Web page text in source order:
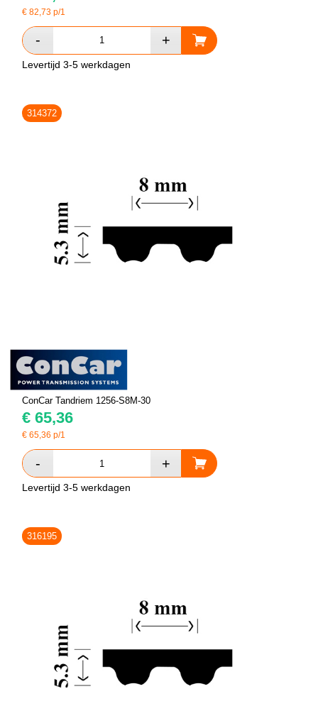
€82,73 p/1
Levertijd 3-5 werkdagen
314372
ConCar Tandriem 1256-S8M-30
€ 65,36
€65,36 p/1
Levertijd 3-5 werkdagen
316195